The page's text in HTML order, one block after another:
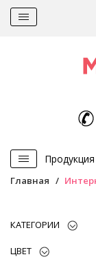
Продукция
Главная
КАТЕГОРИИ
ЦВЕТ